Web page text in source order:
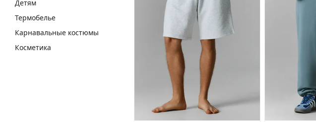
Детям
Термобелье
Карнавальные костюмы
Косметика